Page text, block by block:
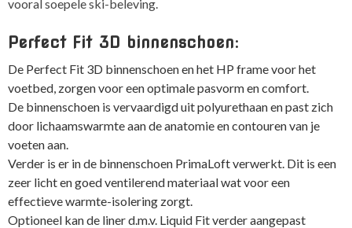
vooral soepele ski-beleving.
Perfect Fit 3D binnenschoen:
De Perfect Fit 3D binnenschoen en het HP frame voor het
voetbed, zorgen voor een optimale pasvorm en comfort.
De binnenschoen is vervaardigd uit polyurethaan en past zich
door lichaamswarmte aan de anatomie en contouren van je
voeten aan.
Verder is er in de binnenschoen PrimaLoft verwerkt. Dit is een
zeer licht en goed ventilerend materiaal wat voor een
effectieve warmte-isolering zorgt.
Optioneel kan de liner d.m.v. Liquid Fit verder aangepast